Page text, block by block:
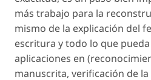
más trabajo para la
mismo de la explicación del
escritura y todo lo que
aplicaciones en
manuscrita, verificación de